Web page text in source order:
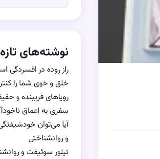
نوشته‌های تازه
راز روده در افسردگی
خلق و خوی شما را
رویاهای فریبنده و
سفری به اعماق
آیا می‌توان
و روانشناختی
تیلور سوئیفت و